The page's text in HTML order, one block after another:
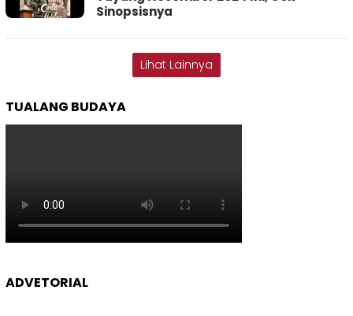
Sinopsisnya
Lihat Lainnya
TUALANG BUDAYA
ADVETORIAL